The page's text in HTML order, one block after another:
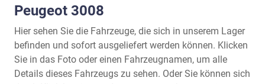
Peugeot 3008
Hier sehen Sie die Fahrzeuge, die sich in unserem Lager
befinden und sofort ausgeliefert werden können. Klicken
Sie in das Foto oder einen Fahrzeugnamen, um alle
Details dieses Fahrzeugs zu sehen. Oder Sie können sich